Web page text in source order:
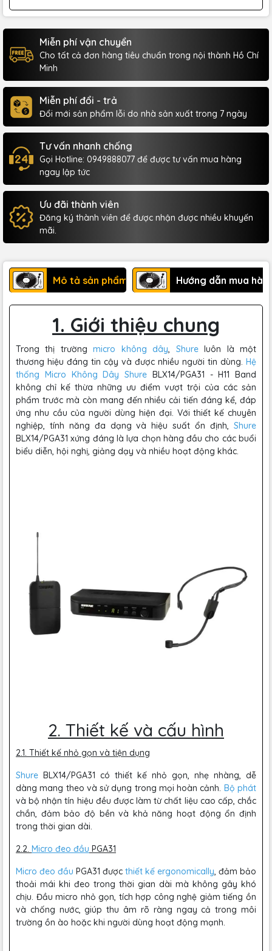
Miễn phí vận chuyển
Cho tất cả đơn hàng tiêu chuẩn trong nội thành Hồ Chí
Minh
Miễn phí đổi - trả
Đổi mới sản phẩm lỗi do nhà sản xuất trong 7 ngày
Tư vấn nhanh chống
Gọi Hotline: 0949888077 để được tư vấn mua hàng
ngay lập tức
Ưu đãi thành viên
Đăng ký thành viên để được nhận được nhiều khuyến
mãi.
Mô tả sản phẩm Hướng dẫn mua
1. Giới thiệu chung
Trong thị trườngmicro không dây, Shureluôn là một
thương hiệu đáng tin cậy và được nhiều người tin dùng. Hệ
thống Micro Không Dây Shure BLX14/PGA31 - H11 Band
không chỉ kế thừa những ưu điểm vượt trội của các sản
phẩm trước mà còn mang đến nhiều cải tiến đáng kể, đáp
ứng nhu cầu của người dùng hiện đại. Với thiết kế chuyên
nghiệp, tính năng đa dạng và hiệu suất ổn định, Shure
BLX14/PGA31 xứng đáng là lựa chọn hàng đầu cho các buổi
biểu diễn, hội nghị, giảng dạy và nhiều hoạt động khác.
2. Thiết kế và cấu hình
2.1. Thiết kế nhỏ gọn và tiện dụng
Shure BLX14/PGA31 có thiết kế nhỏ gọn, nhẹ nhàng, dễ
dàng mang theo và sử dụng trong mọi hoàn cảnh. Bộ phát
và bộ nhận tín hiệu đều được làm từ chất liệu cao cấp, chắc
chắn, đảm bảo độ bền và khả năng hoạt động ổn định
trong thời gian dài.
2.2. Micro đeo đầu PGA31
Micro đeo đầu PGA31 được thiết kế ergonomically, đảm bảo
thoải mái khi đeo trong thời gian dài mà không gây khó
chịu. Đầu micro nhỏ gọn, tích hợp công nghệ giảm tiếng ồn
và chống nước, giúp thu âm rõ ràng ngay cả trong môi
trường ồn ào hoặc khi người dùng hoạt động mạnh.